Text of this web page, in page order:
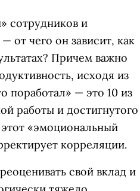
сотрудников и
от чего он зависит, как
Причем важно
исходя из
поработал» — это 10 из
работы и достигнутого
этот «эмоциональный
корреляции.
свой вклад и